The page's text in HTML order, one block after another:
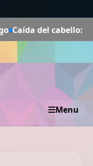
cabello: mitos y
Menu